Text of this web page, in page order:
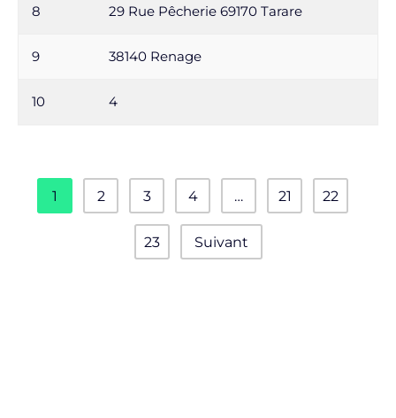
8 29 Rue Pêcherie 69170 Tarare
9 38140 Renage
10 4
1 2 3 4 … 21 22
23 Suivant